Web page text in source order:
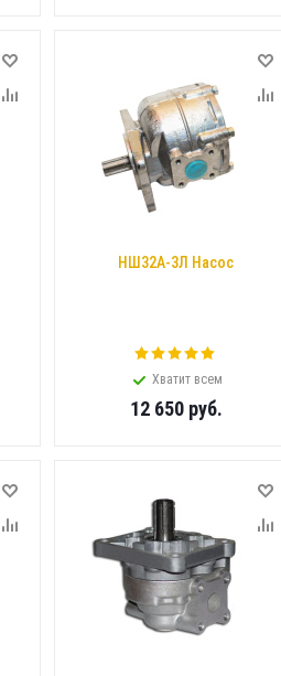
НШ32А-3Л Насос
Хватит всем
12 650руб.